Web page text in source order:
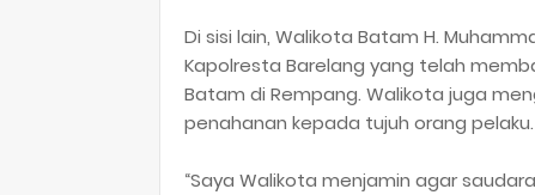
Di sisi lain, Walikota Batam H.
Kapolresta Barelang yang telah
Batam di Rempang. Walikota juga
penahanan kepada tujuh orang pelaku.
“Saya Walikota menjamin agar